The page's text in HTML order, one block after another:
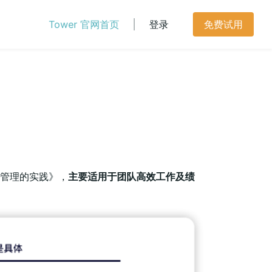
Tower 官网首页 登录 免费试用
理的实践》， 主要适用于团队高效工作及绩